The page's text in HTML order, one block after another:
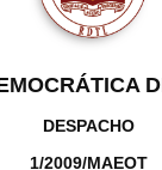
DESPACHO
1/2009/MAEOT